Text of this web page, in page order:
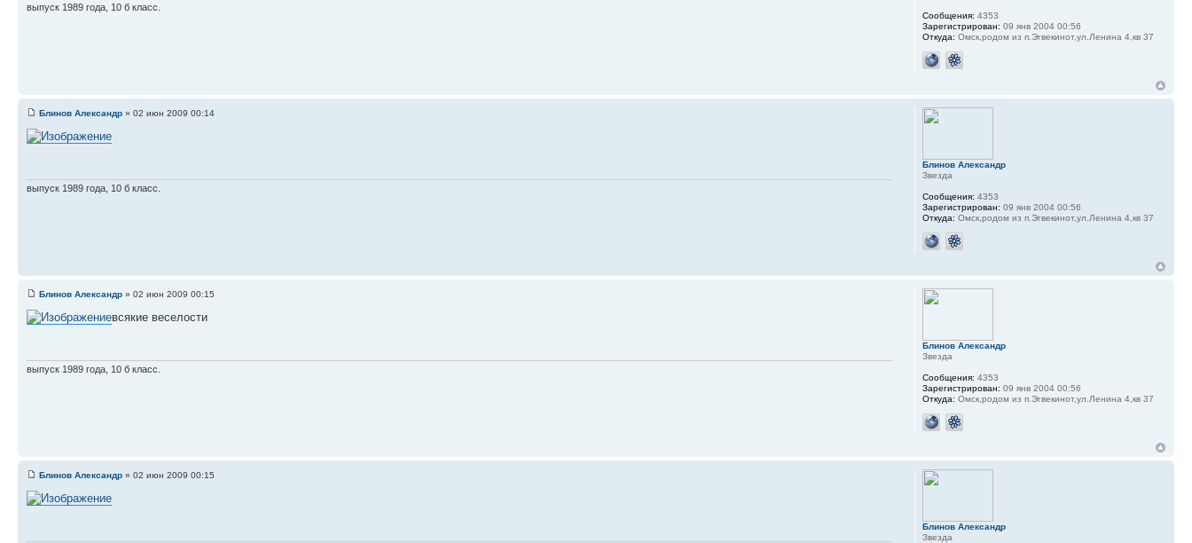
выпуск 1989 года, 10 б класс.
Сообщения: 4353
Зарегистрирован: 09 янв 2004 00:56
Откуда: Омск,родом из п.Эгвекинот,ул.Ленина 4,кв 37
Блинов Александр » 02 июн 2009 00:14
выпуск 1989 года, 10 б класс.
Блинов Александр
Звезда
Сообщения: 4353
Зарегистрирован: 09 янв 2004 00:56
Откуда: Омск,родом из п.Эгвекинот,ул.Ленина 4,кв 37
Блинов Александр » 02 июн 2009 00:15
всякие веселости
выпуск 1989 года, 10 б класс.
Блинов Александр
Звезда
Сообщения: 4353
Зарегистрирован: 09 янв 2004 00:56
Откуда: Омск,родом из п.Эгвекинот,ул.Ленина 4,кв 37
Блинов Александр » 02 июн 2009 00:15
Блинов Александр
Звезда